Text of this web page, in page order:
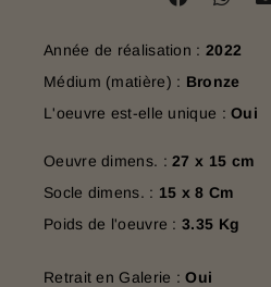
Année de réalisation : 2022
Médium (matière) : Bronze
L'oeuvre est-elle unique :Oui
Oeuvre dimens. :27 x 15 cm
Socle dimens. : 15 x 8 Cm
Poids de l'oeuvre : 3.35 Kg
Retrait en Galerie :Oui